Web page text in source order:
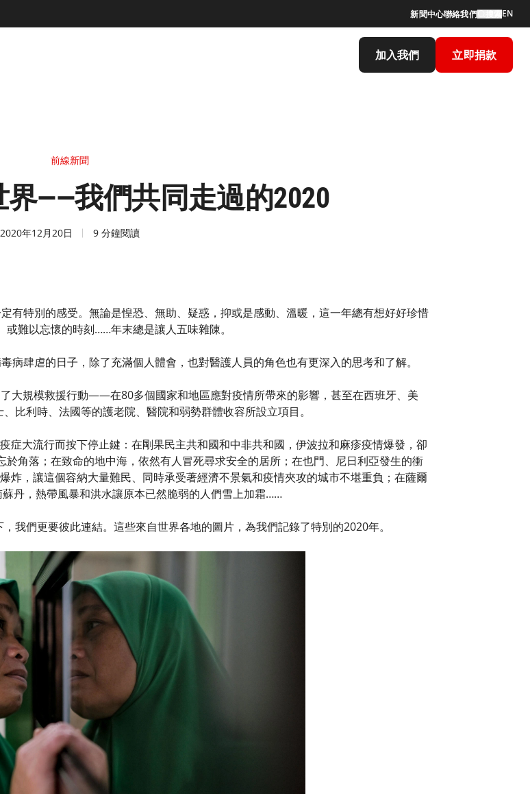
新聞中心聯絡我們 EN
加入我們 立即捐款
前線新聞
——我們共同走過的2020
2020年12月20日 9 分鐘閱讀
有特別的感受。無論是惶恐、無助、疑惑，抑或是感動、溫暖，這一年總有想好好珍惜
或難以忘懷的時刻……年末總是讓人五味雜陳。
病肆虐的日子，除了充滿個人體會，也對醫護人員的角色也有更深入的思考和了解。
大規模救援行動——在80多個國家和地區應對疫情所帶來的影響，甚至在西班牙、美
比利時、法國等的護老院、醫院和弱勢群體收容所設立項目。
症大流行而按下停止鍵：在剛果民主共和國和中非共和國，伊波拉和麻疹疫情爆發，卻
角落；在致命的地中海，依然有人冒死尋求安全的居所；在也門、尼日利亞發生的衝
炸，讓這個容納大量難民、同時承受著經濟不景氣和疫情夾攻的城市不堪重負；在薩爾
丹，熱帶風暴和洪水讓原本已然脆弱的人們雪上加霜……
我們更要彼此連結。這些來自世界各地的圖片，為我們記錄了特別的2020年。